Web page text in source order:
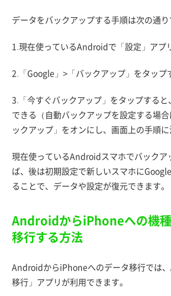
データをバックアップする手順は次の通り
1.現在使っているAndroidで「設定」アプ
2.「Google」>「バックアップ」をタップ
3.「今すぐバックアップ」をタップする
できる（自動バックアップを設定する場
ックアップ」をオンにし、画面上の手順に
現在使っているAndroidスマホでバックア
ば、後は初期設定で新しいスマホに
ることで、データや設定が復元できます。
AndroidからiPhoneへの機
移行する方法
AndroidからiPhoneへのデータ移行では
移行」アプリが利用できます。